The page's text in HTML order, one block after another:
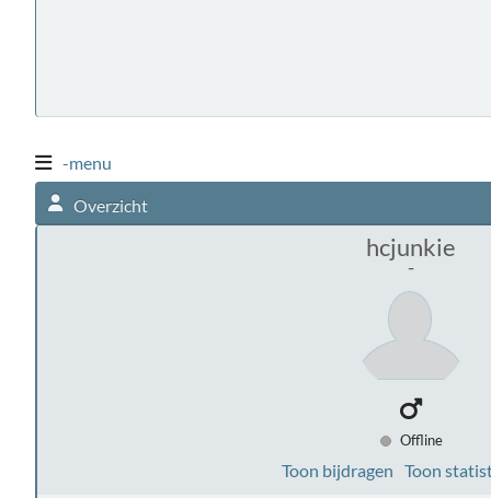
-menu
Overzicht
hcjunkie
-
Offline
Toon bijdragen Toon